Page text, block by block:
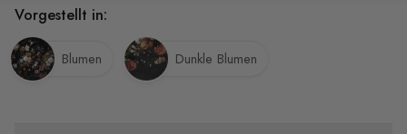
Vorgestellt in:
Blumen Dunkle Blumen